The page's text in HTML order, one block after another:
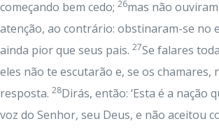
começando bem cedo; 26mas não
atenção, ao contrário: obstinaram-se no
ainda pior que seus pais. 27Se falares
eles não te escutarão e, se os chamares,
resposta. 28Dirás, então: ‘Esta é a nação
voz do Senhor, seu Deus, e não aceitou